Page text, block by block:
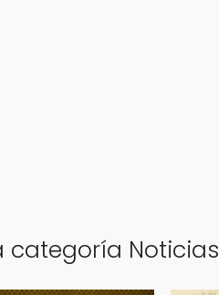
categoría Noticias